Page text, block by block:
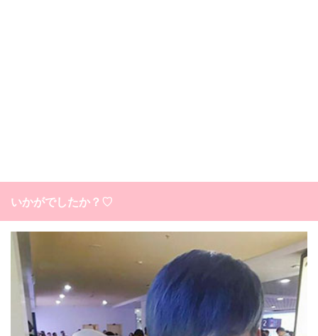
いかがでしたか？♡